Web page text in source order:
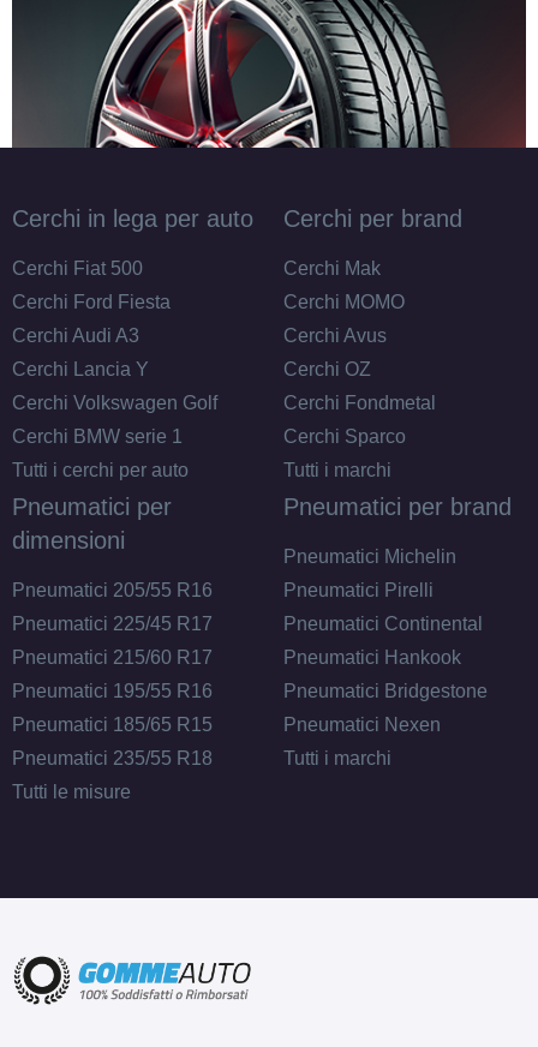
Cerchi in lega per auto
Cerchi Fiat 500
Cerchi Ford Fiesta
Cerchi Audi A3
Cerchi Lancia Y
Cerchi Volkswagen Golf
Cerchi BMW serie 1
Tutti i cerchi per auto
Cerchi per brand
Cerchi Mak
Cerchi MOMO
Cerchi Avus
Cerchi OZ
Cerchi Fondmetal
Cerchi Sparco
Tutti i marchi
Pneumatici per
dimensioni
Pneumatici 205/55 R16
Pneumatici 225/45 R17
Pneumatici 215/60 R17
Pneumatici 195/55 R16
Pneumatici 185/65 R15
Pneumatici 235/55 R18
Tutti le misure
Pneumatici per brand
Pneumatici Michelin
Pneumatici Pirelli
Pneumatici Continental
Pneumatici Hankook
Pneumatici Bridgestone
Pneumatici Nexen
Tutti i marchi